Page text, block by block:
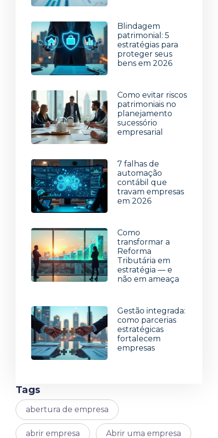
Blindagem
patrimonial: 5
estratégias para
proteger seus
bens em 2026
Como evitar riscos
patrimoniais no
planejamento
sucessório
empresarial
7 falhas de
automação
contábil que
travam empresas
em 2026
Como
transformar a
Reforma
Tributária em
estratégia — e
não em ameaça
Gestão integrada:
como parcerias
estratégicas
fortalecem
empresas
Tags
abertura de empresa
abrir empresa Abrir uma empresa